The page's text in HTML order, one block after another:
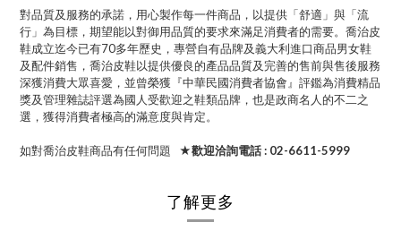
對品質及服務的承諾，用心製作每一件商品，以提供「舒適」與「流
行」為目標，期望能以對御用品質的要求來滿足消費者的需要。喬治皮
鞋成立迄今已有70多年歷史，專營自有品牌及義大利進口商品男女鞋
及配件銷售，喬治皮鞋以提供優良的產品品質及完善的售前與售後服務
深獲消費大眾喜愛，並曾榮獲『中華民國消費者協會』評鑑為消費精品
獎及管理雜誌評選為國人受歡迎之鞋類品牌，也是政商名人的不二之
選，獲得消費者極高的滿意度與肯定。
如對喬治皮鞋商品有任何問題 ★歡迎洽詢電話 : 02-6611-5999
了解更多